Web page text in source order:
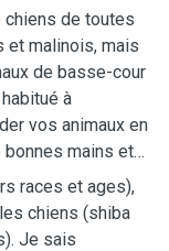
chiens de toutes
et malinois, mais
de basse-cour
à
vos animaux en
mains et
races et ages),
chiens (shiba
Je sais